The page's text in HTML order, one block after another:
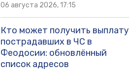
06 августа 2026, 17:15
Кто может получить выплату
пострадавших в ЧС в
Феодосии: обновлённый
список адресов